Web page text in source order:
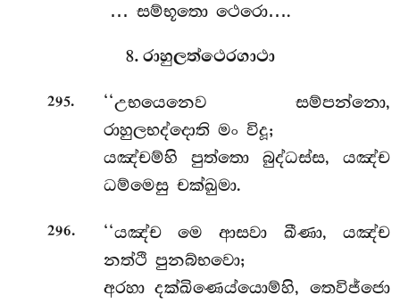
… සම්භූතො ථෙරො….
8. රාහුලත්ථෙරගාථා
295. ‘‘උභයෙනෙව සම්පන්නො,
රාහුලභද්දොති මං විදූ;
යඤ්චම්හි පුත්තො බුද්ධස්ස, යඤ්ච
ධම්මෙසු චක්ඛුමා.
296.
‘‘යඤ්ච මෙ ආසවා ඛීණා, යඤ්ච
නත්ථි පුනබ්භවො;
අරහාදක්ඛිණෙය්යොම්හි, තෙවිජ්ජො